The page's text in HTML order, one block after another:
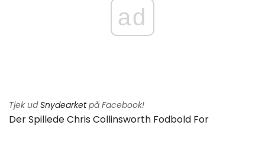
ad
Tjek udSnydearketpå Facebook!
Der Spillede Chris Collinsworth Fodbold For